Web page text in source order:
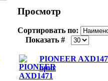
Просмотр
Сортировать по:
Показать #
PIONEER
ориг